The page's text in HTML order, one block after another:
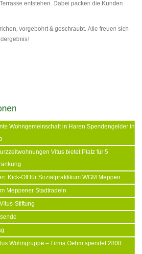
entstehen. Dabei packen die Kunden
vorgebohrt & geschraubt. Alle freuen sich
Wohngemeinschaft in Haren Spendengelder in
Vitus bietet Platz für 5
Kick-Off für Sozialpraktikum WGM Meppen
Meppener Stadtradeln
Stiftung
Wohngruppe – Firma Oehm spendet 2800